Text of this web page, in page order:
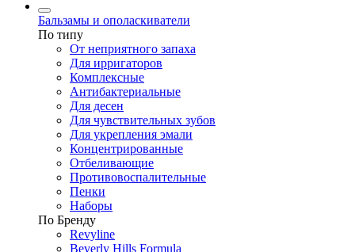
Бальзамы и ополаскиватели
По типу
От неприятного запаха
Для ирригаторов
Комплексные
Антибактериальные
Для десен
Для чувствительных зубов
Для укрепления эмали
Концентрированные
Отбеливающие
Противовоспалительные
Пенки
Наборы
По Бренду
Revyline
Beverly Hills Formula